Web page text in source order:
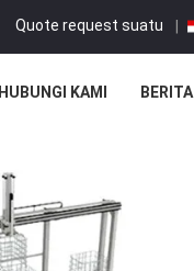
Quote request suatu |
HUBUNGI KAMI BERITA